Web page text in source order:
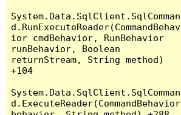
System.Data.SqlClient.SqlComman
d.RunExecuteReader(CommandBehav
ior cmdBehavior, RunBehavior
runBehavior, Boolean
returnStream, String method)
+104
System.Data.SqlClient.SqlComman
d.ExecuteReader(CommandBehavior